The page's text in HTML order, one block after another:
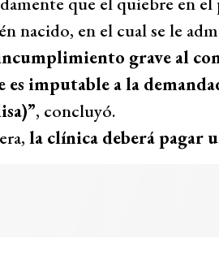
nacido, en el cual se le
grave al
es imputable a la
, concluyó.
la clínica deberá pagar